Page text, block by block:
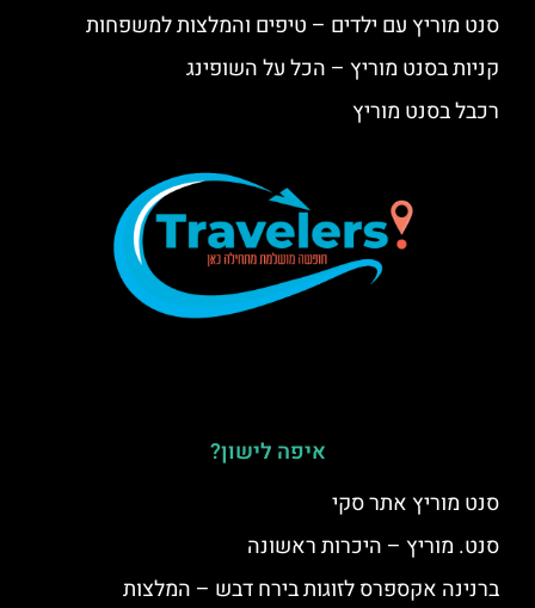
סנט מוריץ עם ילדים – טיפים והמלצות למשפחות
קניות בסנט מוריץ – הכל על השופינג
רכבל בסנט מוריץ
איפה לישון?
סנט מוריץ אתר סקי
סנט. מוריץ – היכרות ראשונה
ברנינה אקספרס לזוגות בירח דבש – המלצות